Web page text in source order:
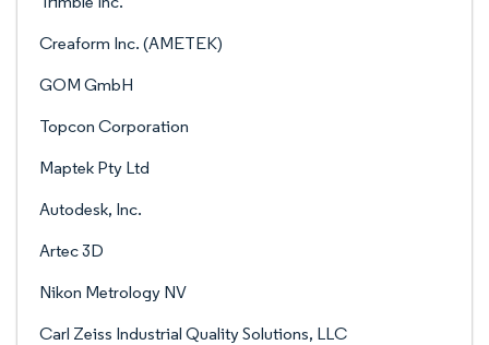
Creaform Inc. (AMETEK)
GOM GmbH
Topcon Corporation
Maptek Pty Ltd
Autodesk, Inc.
Artec 3D
Nikon Metrology NV
Carl Zeiss Industrial Quality Solutions, LLC